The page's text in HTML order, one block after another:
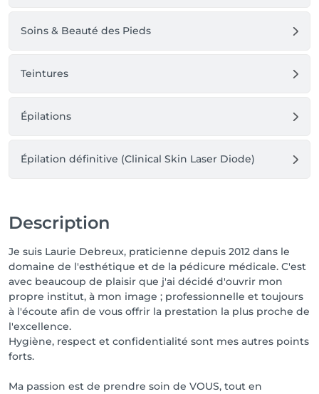
Soins & Beauté des Pieds
Teintures
Épilations
Épilation définitive (Clinical Skin Laser Diode)
Description
Je suis Laurie Debreux, praticienne depuis 2012 dans le
domaine de l'esthétique et de la pédicure médicale. C'est
avec beaucoup de plaisir que j'ai décidé d'ouvrir mon
propre institut, à mon image ; professionnelle et toujours
à l'écoute afin de vous offrir la prestation la plus proche de
l'excellence.
Hygiène, respect et confidentialité sont mes autres points
forts.
Ma passion est de prendre soin de VOUS, tout en